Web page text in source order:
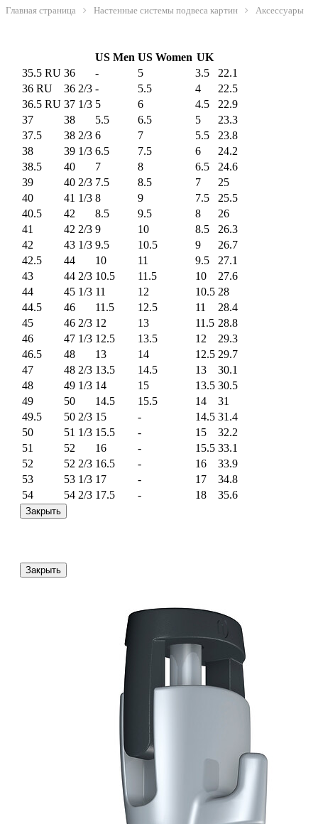
Главная страница Настенные системы подвеса картин Аксессуары
US Men US Women UK
35.5 RU 36 - 5 3.5
22.1
36 RU
36 2/3 - 5.5 4
22.5
36.5 RU 37 1/3 5 6 4.5
22.9
37
38 5.5 6.5 5
23.3
37.5
38 2/3 6 7 5.5
23.8
38
39 1/3 6.5 7.5 6
24.2
38.5
40 7 8 6.5
24.6
39
40 2/3 7.5 8.5 7
25
40
41 1/3 8 9 7.5
25.5
40.5
42 8.5 9.5 8
26
41
42 2/3 9 10 8.5
26.3
42
43 1/3 9.5 10.5 9
26.7
42.5
44 10 11 9.5
27.1
43
44 2/3 10.5 11.5 10
27.6
44
45 1/3 11 12 10.5 28
44.5
46 11.5 12.5 11
28.4
45
46 2/3 12 13 11.5 28.8
46
47 1/3 12.5 13.5 12
29.3
46.5
48 13 14 12.5 29.7
47
48 2/3 13.5 14.5 13
30.1
48
49 1/3 14 15 13.5 30.5
49
50 14.5 15.5 14
31
49.5
50 2/3 15 - 14.5 31.4
50
51 1/3 15.5 - 15
32.2
51
52 16 - 15.5 33.1
52
52 2/3 16.5 - 16
33.9
53
53 1/3 17 - 17
34.8
54
54 2/3 17.5 - 18 35.6
Закрыть
Закрыть